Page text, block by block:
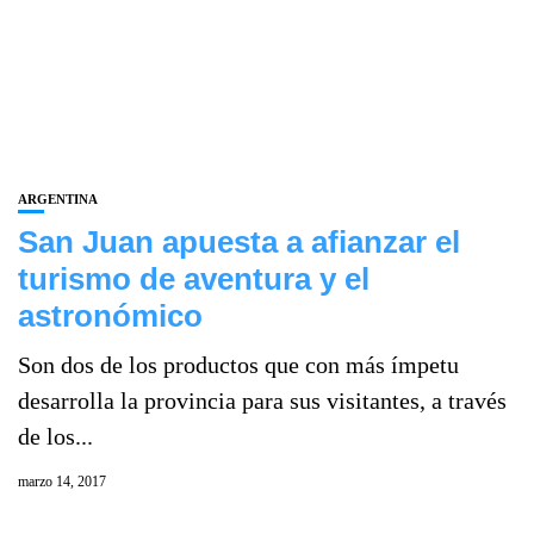
ARGENTINA
San Juan apuesta a afianzar el
turismo de aventura y el
astronómico
Son dos de los productos que con más ímpetu
desarrolla la provincia para sus visitantes, a través
de los...
marzo 14, 2017